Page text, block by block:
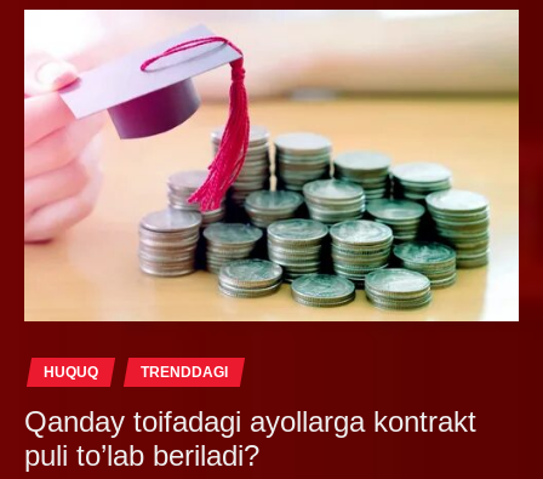
HUQUQ TRENDDAGI
Qanday toifadagi ayollarga kontrakt
puli to’lab beriladi?